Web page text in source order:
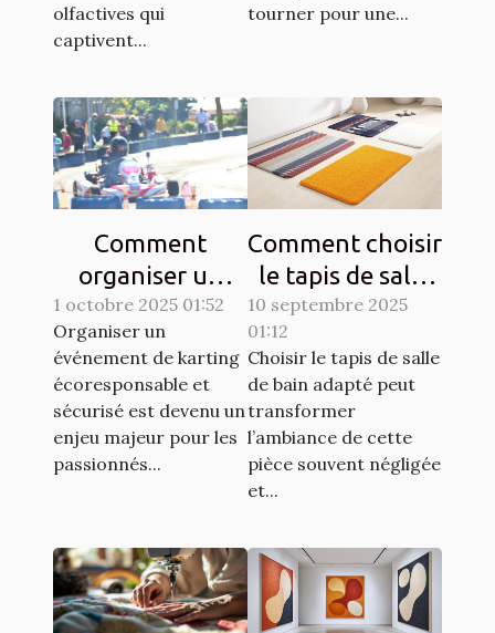
olfactives qui
captivent...
tourner pour une...
Comment
organiser un
événement de
karting
écoresponsable
et sécurisé?
1 octobre 2025 01:52
Organiser un
événement de karting
écoresponsable et
sécurisé est devenu un
enjeu majeur pour les
passionnés...
Comment choisir
le tapis de salle
de bain idéal
pour votre
espace ?
10 septembre 2025
01:12
Choisir le tapis de salle
de bain adapté peut
transformer
l’ambiance de cette
pièce souvent négligée
et...